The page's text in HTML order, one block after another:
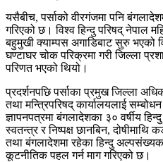
यसैबीच, पर्साको वीरगंजमा पनि
गरिएको छ। विश्व हिन्दु परिषद् नेपाल
बहुमुखी क्याम्पस अगाडिबाट सुरु भएको
घण्टाघर चोक परिक्रमा गरी जिल्ला
परिणत भएको थियो।
प्रदर्शनपछि पर्साका प्रमुख जिल्ला
तथा मन्त्रिपरिषद् कार्यालयलाई
ज्ञापनपत्रमा बंगलादेशका ३० वर्षीय
स्वतन्त्र र निष्पक्ष छानबिन, दोषीमाथि
तथा बंगलादेशमा रहेका हिन्दु अल्पसंख्यक
कूटनीतिक पहल गर्न माग गरिएको छ।